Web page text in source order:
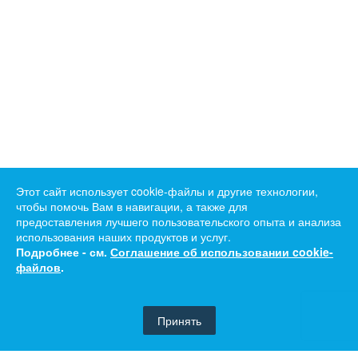
Этот сайт использует cookie-файлы и другие технологии,
чтобы помочь Вам в навигации, а также для
предоставления лучшего пользовательского опыта и анализа
использования наших продуктов и услуг.
Подробнее - см. Соглашение об использовании cookie-
файлов.
Принять